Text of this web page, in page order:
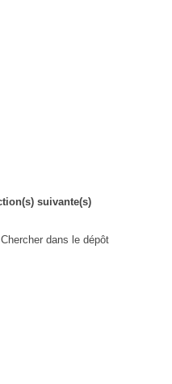
suivante(s)
Chercher dans le dépôt